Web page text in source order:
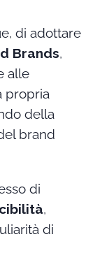
di adottare
Brands,
alle
propria
della
brand
di
,
di